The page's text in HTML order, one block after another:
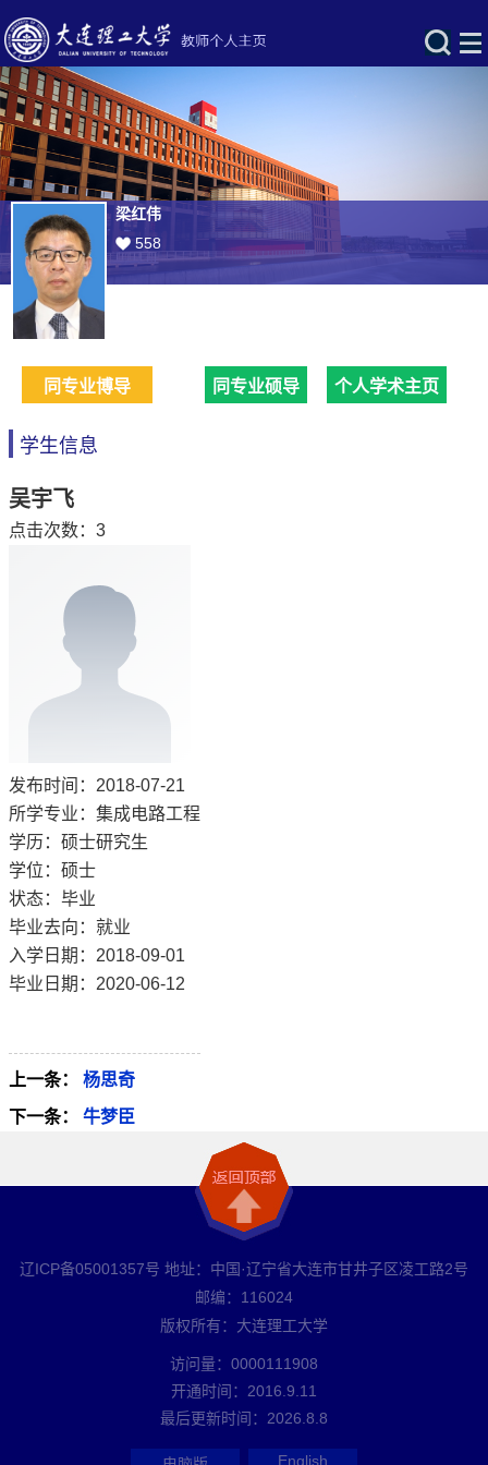
梁红伟
558
同专业博导 同专业硕导 个人学术主页
学生信息
吴宇飞
点击次数： 3
发布时间：2018-07-21
所学专业：集成电路工程
学历：硕士研究生
学位：硕士
状态：毕业
毕业去向：就业
入学日期：2018-09-01
毕业日期：2020-06-12
上一条：
杨思奇
下一条：
牛梦臣
辽ICP备05001357号 地址：中国·辽宁省大连市甘井子区凌工路2号
邮编：116024
版权所有：大连理工大学
访问量： 0000111908
开通时间： 2016 9 11
最后更新时间： 2026 8 8
English